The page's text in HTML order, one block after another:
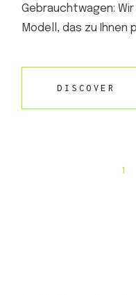
Gebrauchtwagen:
Modell, das zu Ihnen
DISCOVER
1